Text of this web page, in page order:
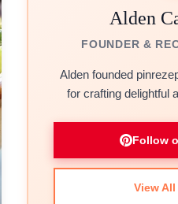
Alden
FOUNDER &
Alden founded
for crafting delightful
Follow
View